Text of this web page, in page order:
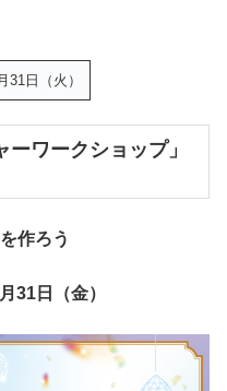
31日（火）
ワークショップ」
作ろう
31日（金）